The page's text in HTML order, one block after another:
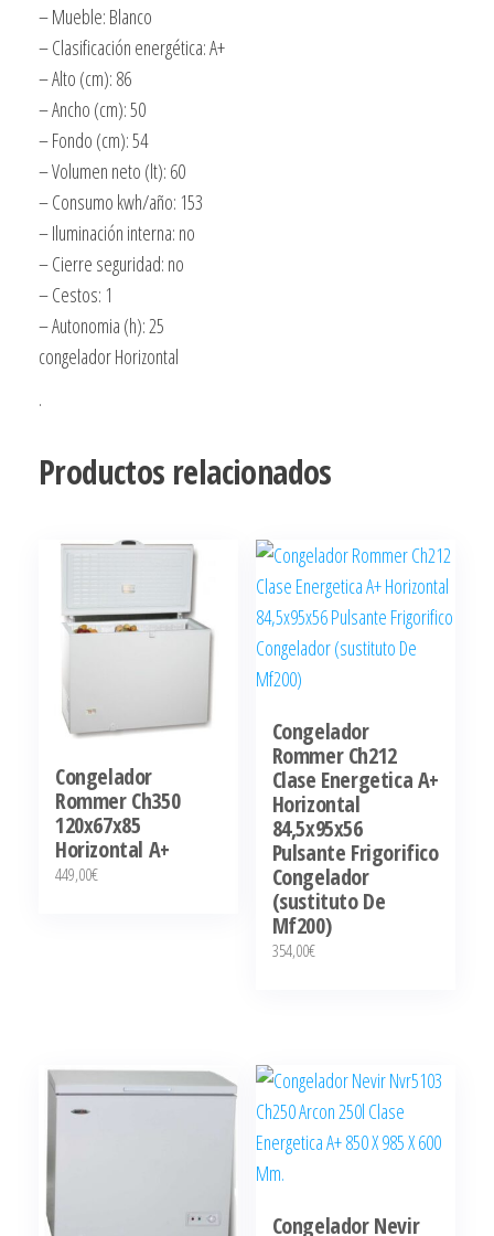
– Mueble: Blanco
– Clasificación energética: A+
– Alto (cm): 86
– Ancho (cm): 50
– Fondo (cm): 54
– Volumen neto (lt): 60
– Consumo kwh/año: 153
– Iluminación interna: no
– Cierre seguridad: no
– Cestos: 1
– Autonomia (h): 25
congelador Horizontal
.
Productos relacionados
Congelador
Rommer Ch350
120x67x85
Horizontal A+
449,00€
Congelador
Rommer Ch212
Clase Energetica A+
Horizontal
84,5x95x56
Pulsante Frigorifico
Congelador
(sustituto De
Mf200)
354,00€
Congelador Nevir